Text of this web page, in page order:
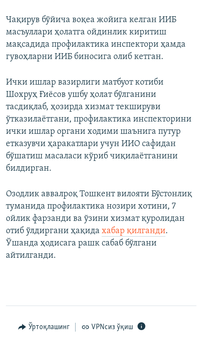
Чақирув бўйича воқеа жойига келган ИИБ
масъуллари ҳолатга ойдинлик киритиш
мақсадида профилактика инспектори ҳамда
гувоҳларни ИИБ биносига олиб кетган.
Ички ишлар вазирлиги матбуот котиби
Шохруҳ Ғиёсов ушбу ҳолат бўлганини
тасдиқлаб, ҳозирда хизмат текшируви
ўтказилаётгани, профилактика инспекторини
ички ишлар органи ходими шаънига путур
етказувчи ҳаракатлари учун ИИО сафидан
бўшатиш масаласи кўриб чиқилаётганини
билдирган.
Озодлик аввалроқ Тошкент вилояти Бўстонлиқ
туманида профилактика нозири хотини, 7
ойлик фарзанди ва ўзини хизмат қуролидан
отиб ўлдиргани ҳақида хабар қилганди.
Ўшанда ҳодисага рашк сабаб бўлгани
айтилганди.
Ўртоқлашинг VPNсиз ўқиш